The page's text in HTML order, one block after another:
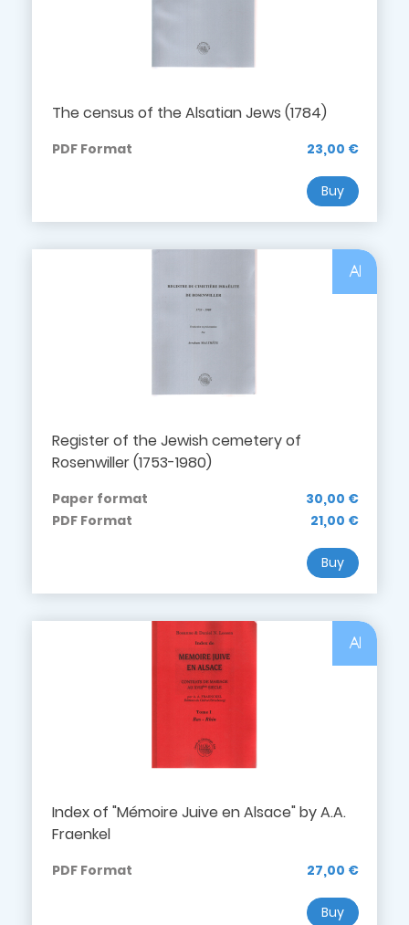
The census of the Alsatian Jews (1784)
PDF Format 23,00 €
Buy
Al
Register of the Jewish cemetery of
Rosenwiller (1753-1980)
Paper format
30,00 €
PDF Format
21,00 €
Buy
Al
Index of "Mémoire Juive en Alsace" by A.A.
Fraenkel
PDF Format 27,00 €
Buy